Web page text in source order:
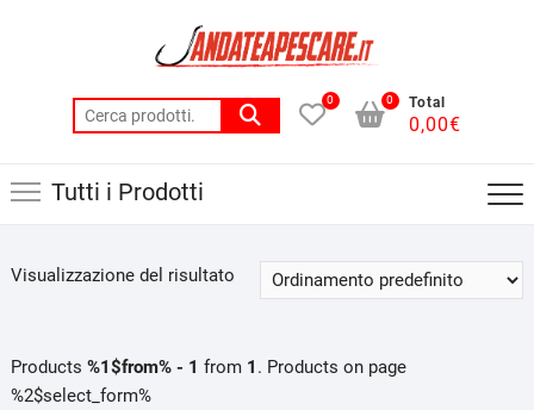
Cerca:
0 Total
0,00€
0
Tutti i Prodotti
Visualizzazione del risultato
Products %1$from% - 1 from 1 . Products on page
%2$select_form%